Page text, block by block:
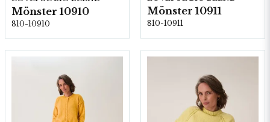
Mönster 10910
810-10910
Mönster 10911
810-10911